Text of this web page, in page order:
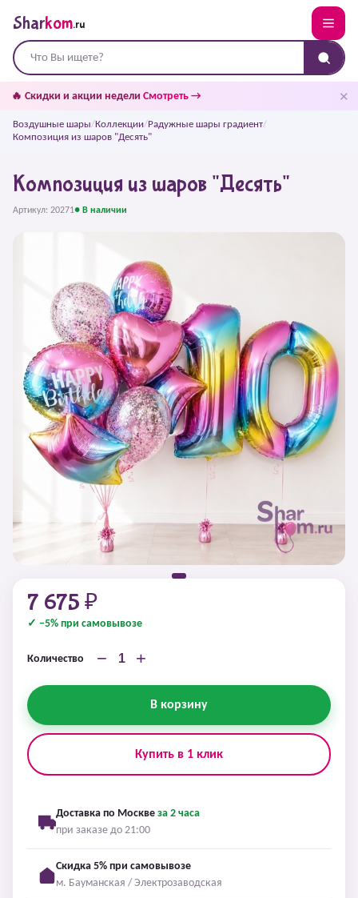
Sharkom.ru
🔥 Скидки и акции недели Смотреть → ✕
Воздушные шары/Коллекции/Радужные шары градиент/
Композиция из шаров "Десять"
Композиция из шаров "Десять"
Артикул: 20271● В наличии
7 675 ₽
✓ −5% при самовывозе
Количество − +
В корзину
Купить в 1 клик
Доставка по Москве за 2 часа
при заказе до 21:00
Скидка 5% при самовывозе
м. Бауманская / Электрозаводская